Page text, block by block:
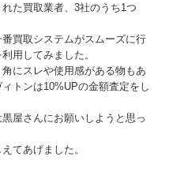
た買取業者、3社のうち1つ
買取システムがスムーズに行
用してみました。
にスレや使用感がある物もあ
トンは10%UPの金額査定をし
屋さんにお願いしようと思っ
てあげました。